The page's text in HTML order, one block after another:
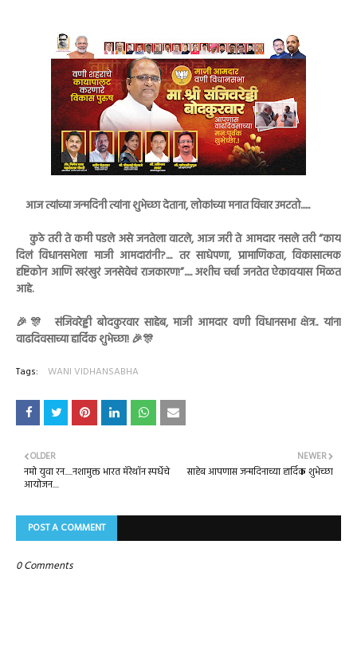
आज त्यांच्या जन्मदिनी त्यांना शुभेच्छा देताना, लोकांच्या मनात विचार उमटतो......
कुठे तरी ते कमी पडले असे जनतेला वाटले, आज जरी ते आमदार नसले तरी “काय
दिलं विधानसभेला माजी आमदारांनी?.... तर साधेपणा, प्रामाणिकता, विकासात्मक
दृष्टिकोन आणि खरंखुरं जनसेवेचं राजकारण!”..... अशीच चर्चा जनतेत ऐकावयास मिळत
आहे.
🎉🎊 संजिवरेड्डी बोदकुरवार साहेब, माजी आमदार वणी विधानसभा क्षेत्र.. यांना
वाढदिवसाच्या हार्दिक शुभेच्छा! 🎉🎊
Tags: WANI VIDHANSABHA
NEWER
साहेब आपणास जन्मदिनाच्या हार्दिक शुभेच्छा
OLDER
नमो युवा रन.....नशामुक्त भारत मॅरेथॉन स्पर्धेचे
आयोजन....
POST A COMMENT
0 Comments